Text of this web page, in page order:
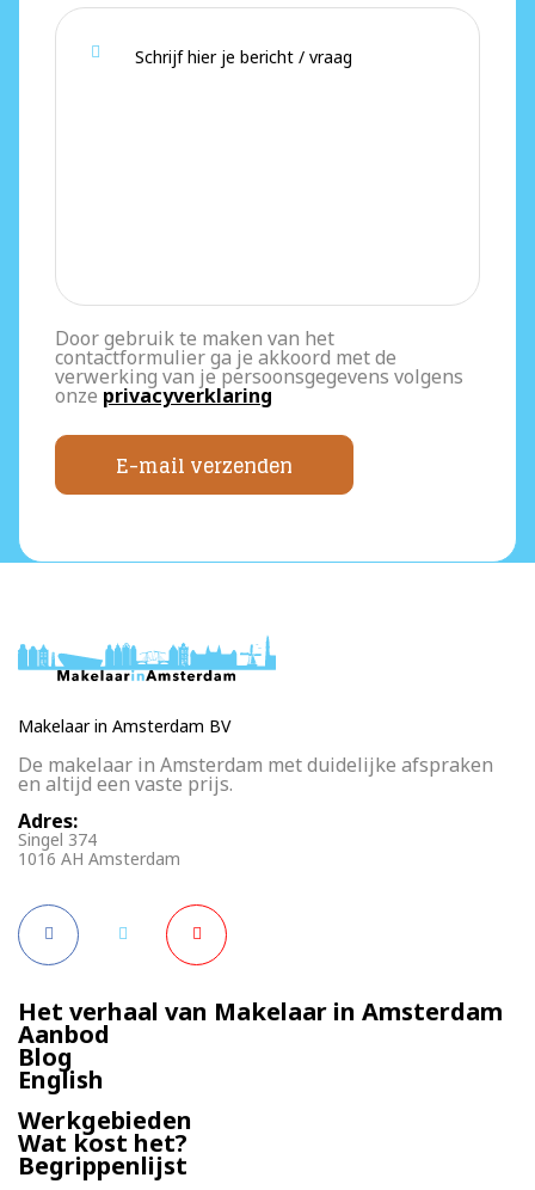
Door gebruik te maken van het
contactformulier ga je akkoord met de
verwerking van je persoonsgegevens volgens
onze privacyverklaring
E-mail verzenden
Makelaar in Amsterdam BV
De makelaar in Amsterdam met duidelijke afspraken
en altijd een vaste prijs.
Adres:
Singel 374
1016 AH Amsterdam
Het verhaal van Makelaar in Amsterdam
Aanbod
Blog
English
Werkgebieden
Wat kost het?
Begrippenlijst